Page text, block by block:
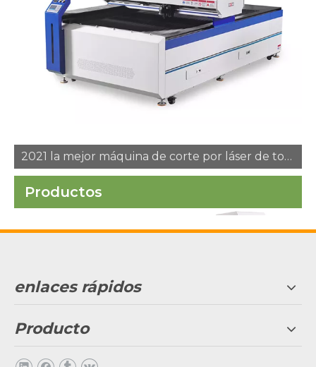
2021 la mejor máquina de corte por láser de tornillo 300W
Productos
corte láser
enlaces rápidos
Producto